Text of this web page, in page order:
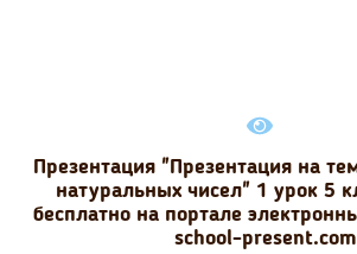
Презентация "Презентация на
натуральных чисел" 1 урок 5
бесплатно на портале
school-present.com